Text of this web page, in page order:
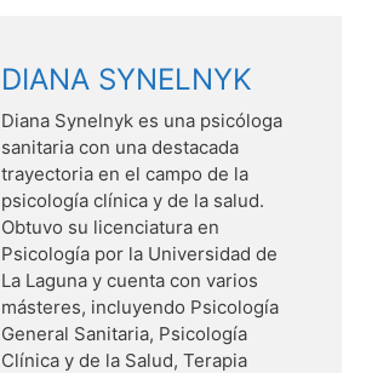
DIANA SYNELNYK
Diana Synelnyk es una psicóloga
sanitaria con una destacada
trayectoria en el campo de la
psicología clínica y de la salud.
Obtuvo su licenciatura en
Psicología por la Universidad de
La Laguna y cuenta con varios
másteres, incluyendo Psicología
General Sanitaria, Psicología
Clínica y de la Salud, Terapia